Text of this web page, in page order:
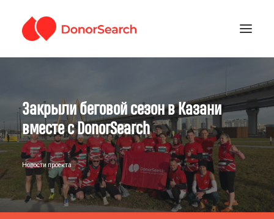
ЗАРЕГИСТРИРОВАТЬСЯ
ПОДДЕРЖАТЬ ПРОЕКТ
ГДЕ СДАТЬ КРОВЬ
Закрыли беговой сезон в Казани
вместе с DonorSearch
Новости проекта